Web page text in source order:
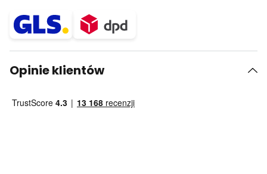
Opinie klientów